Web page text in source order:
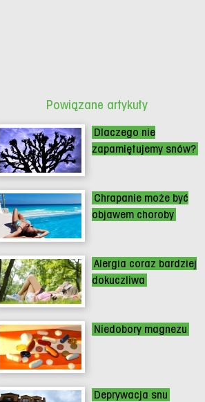
Powiązane artykuły
Dlaczego nie
zapamiętujemy snów?
Chrapanie może być
objawem choroby
Alergia coraz bardziej
dokuczliwa
Niedobory magnezu
Deprywacja snu